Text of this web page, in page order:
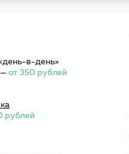
в-день»
от 350 рублей
рублей